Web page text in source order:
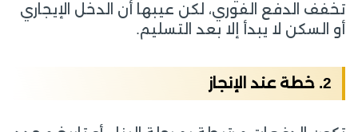
تخفف الدفع الفوري، لكن عيبها أن الدخل الإيجاري
أو السكن لا يبدأ إلا بعد التسليم.
2. خطة عند الإنجاز